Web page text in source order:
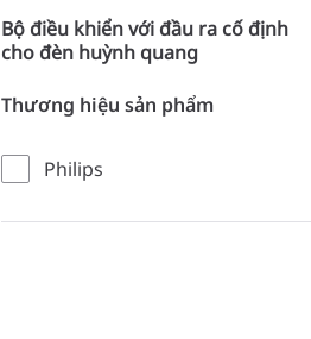
Bộ điều khiển với đầu ra cố định
cho đèn huỳnh quang
Thương hiệu sản phẩm
Philips